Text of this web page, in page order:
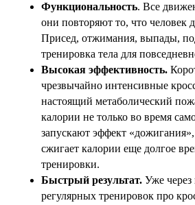
Функциональность. Все
они повторяют то, что человек
Присед, отжимания, выпады,
тренировка тела для
Высокая эффективность.
чрезвычайно интенсивные
настоящий метаболический
калории не только во время
запускают эффект
сжигает калории еще долгое
тренировки.
Быстрый результат. Уже через
регулярных тренировок про